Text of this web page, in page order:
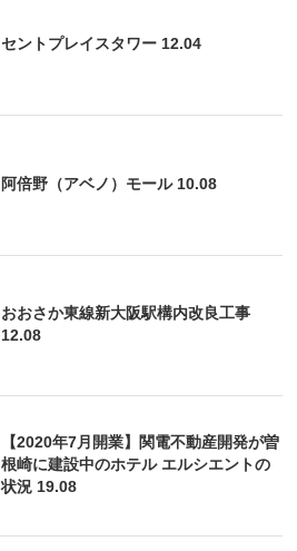
セントプレイスタワー 12.04
阿倍野（アベノ）モール 10.08
おおさか東線新大阪駅構内改良工事
12.08
【2020年7月開業】関電不動産開発が曽
根崎に建設中のホテル エルシエントの
状況 19.08